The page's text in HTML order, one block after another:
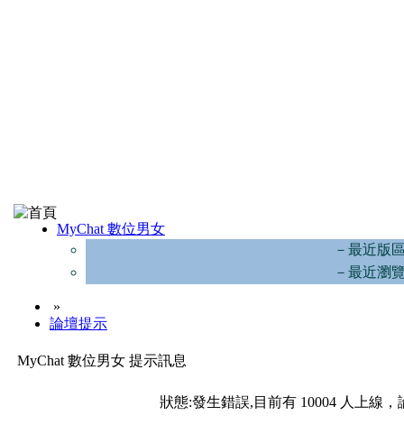
MyChat 數位男女
－最近版
－最近瀏
»
論壇提示
MyChat 數位男女 提示訊息
狀態:發生錯誤,目前有 10004 人上線